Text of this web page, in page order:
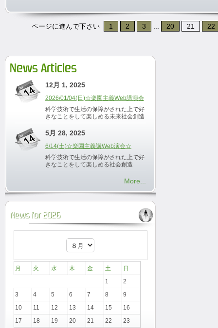
ページに進んで下さい 1 2 3 20 21 22
News Articles
12月 1, 2025
2026/01/04(日)☆楽園主義Web講演会
科学技術で生活の保障がされた上で好
きなことをして楽しめる未来社会創造
5月 28, 2025
6/14(土)☆楽園主義講Web演会☆
科学技術で生活の保障がされた上で好
きなことをして楽しめる社会創造
More...
News for 2026
月 火 水 木 金 土
日
1
2
3
4 5 6 7 8
9
10
11 12 13 14 15
16
17
18 19 20 21 22
23